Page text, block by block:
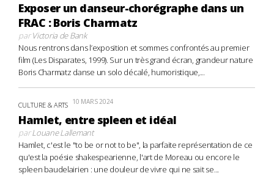
Exposer un danseur-chorégraphe dans un
FRAC : Boris Charmatz
parVictoria de Bank
Nous rentrons dans l’exposition et sommes confrontés au premier
film (Les Disparates, 1999). Sur un très grand écran, grandeur nature
Boris Charmatz danse un solo décalé, humoristique,...
CULTURE & ARTS 10 MARS 2024
Hamlet, entre spleen et idéal
parLouane Lallemant
Hamlet, c'est le "to be or not to be", la parfaite représentation de ce
qu'est la poésie shakespearienne, l'art de Moreau ou encore le
spleen baudelairien : une douleur de vivre qui ne sait se...